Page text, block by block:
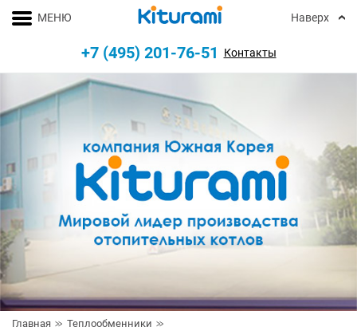
Главная
Теплообменники
МЕНЮ Наверх
+7 (495) 201-76-51 Контакты